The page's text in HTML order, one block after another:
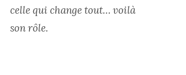
celle qui change tout… voilà
son rôle.